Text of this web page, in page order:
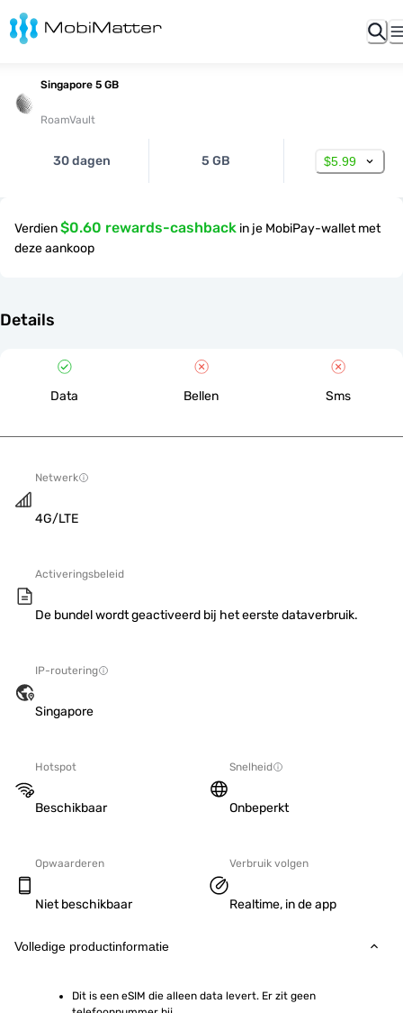
Singapore 5 GB
RoamVault
30 dagen 5 GB $5.99
Verdien$0.60 rewards-cashback in je MobiPay-wallet met
deze aankoop
Details
Data Bellen Sms
Netwerk
4G/LTE
Activeringsbeleid
De bundel wordt geactiveerd bij het eerste dataverbruik.
IP-routering
Singapore
Hotspot
Beschikbaar
Snelheid
Onbeperkt
Opwaarderen
Niet beschikbaar
Verbruik volgen
Realtime, in de app
Volledige productinformatie
Dit is een eSIM die alleen data levert. Er zit geen